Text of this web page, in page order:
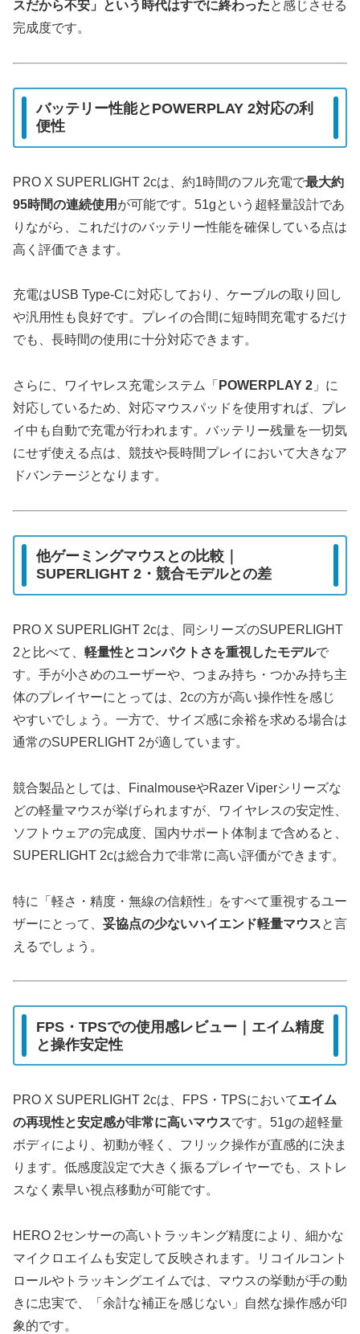
スだから不安」という時代はすでに終わったと感じさせる
完成度です。
バッテリー性能とPOWERPLAY 2対応の利
便性
PRO X SUPERLIGHT 2cは、約1時間のフル充電で最大約
95時間の連続使用 が可能です。51gという超軽量設計であ
りながら、これだけのバッテリー性能を確保している点は
高く評価できます。
充電はUSB Type-Cに対応しており、ケーブルの取り回し
や汎用性も良好です。プレイの合間に短時間充電するだけ
でも、長時間の使用に十分対応できます。
さらに、ワイヤレス充電システム「 POWERPLAY 2 」に
対応しているため、対応マウスパッドを使用すれば、プレ
イ中も自動で充電が行われます。バッテリー残量を一切気
にせず使える点は、競技や長時間プレイにおいて大きなア
ドバンテージとなります。
他ゲーミングマウスとの比較｜
SUPERLIGHT 2・競合モデルとの差
PRO X SUPERLIGHT 2cは、同シリーズのSUPERLIGHT
2と比べて、 軽量性とコンパクトさを重視したモデルで
す。手が小さめのユーザーや、つまみ持ち・つかみ持ち主
体のプレイヤーにとっては、2cの方が高い操作性を感じ
やすいでしょう。一方で、サイズ感に余裕を求める場合は
通常のSUPERLIGHT 2が適しています。
競合製品としては、FinalmouseやRazer Viperシリーズな
どの軽量マウスが挙げられますが、ワイヤレスの安定性、
ソフトウェアの完成度、国内サポート体制まで含めると、
SUPERLIGHT 2cは総合力で非常に高い評価ができます。
特に「軽さ・精度・無線の信頼性」をすべて重視するユー
ザーにとって、 妥協点の少ないハイエンド軽量マウスと言
えるでしょう。
FPS・TPSでの使用感レビュー｜エイム精度
と操作安定性
PRO X SUPERLIGHT 2cは、FPS・TPSにおいてエイム
の再現性と安定感が非常に高いマウスです。51gの超軽量
ボディにより、初動が軽く、フリック操作が直感的に決ま
ります。低感度設定で大きく振るプレイヤーでも、ストレ
スなく素早い視点移動が可能です。
HERO 2センサーの高いトラッキング精度により、細かな
マイクロエイムも安定して反映されます。リコイルコント
ロールやトラッキングエイムでは、マウスの挙動が手の動
きに忠実で、「余計な補正を感じない」自然な操作感が印
象的です。